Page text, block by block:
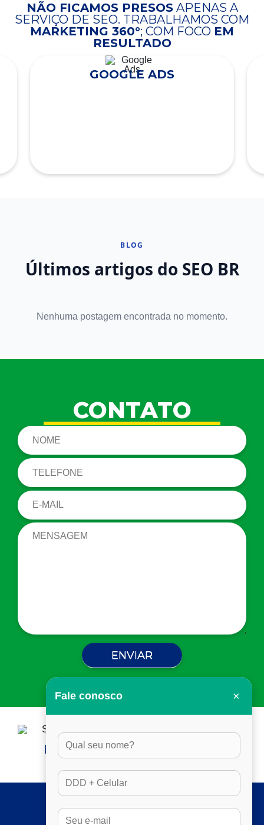
NÃO FICAMOS PRESOSAPENAS A
SERVIÇO DE SEO. TRABALHAMOS COM
MARKETING 360°; COM FOCO EM
RESULTADO
GOOGLE ADS
BLOG
Últimos artigos do SEO BR
Nenhuma postagem encontrada no momento.
CONTATO
HORÁRIO DE ATENDIMENTO:
DAS 8H ÀS 17H30, EM DIAS ÚTEIS
SERVIÇOS
Fale conosco ×